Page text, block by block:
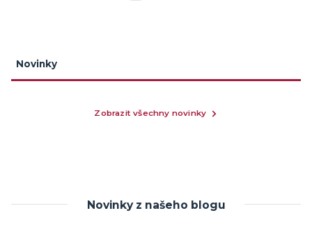
Novinky
Zobrazit všechny novinky
Novinky z našeho blogu